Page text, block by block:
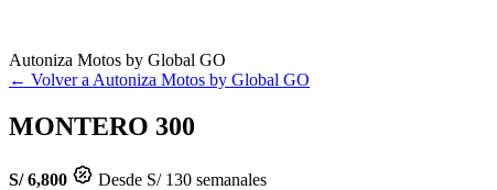
Autoniza Motos by Global GO
← Volver a Autoniza Motos by Global GO
MONTERO 300
S/ 6,800
Desde S/ 130 semanales